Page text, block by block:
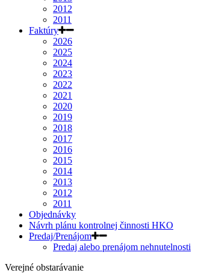
2012
2011
Faktúry
2026
2025
2024
2023
2022
2021
2020
2019
2018
2017
2016
2015
2014
2013
2012
2011
Objednávky
Návrh plánu kontrolnej činnosti HKO
Predaj/Prenájom
Predaj alebo prenájom nehnutelnosti
Verejné obstarávanie